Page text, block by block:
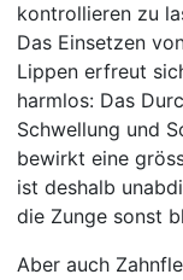
kontrollieren zu
Das Einsetzen
Lippen erfreut
harmlos: Das
Schwellung und
bewirkt eine
ist deshalb
die Zunge sonst
Aber auch